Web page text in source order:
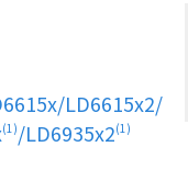
LD6615x2/
(1)/LD6935x2(1)